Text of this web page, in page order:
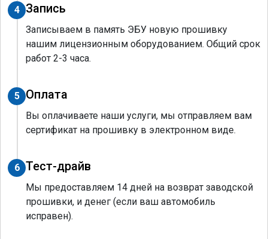
4 Запись
Записываем в память ЭБУ новую прошивку
нашим лицензионным оборудованием. Общий срок
работ 2-3 часа.
5 Оплата
Вы оплачиваете наши услуги, мы отправляем вам
сертификат на прошивку в электронном виде.
6 Тест-драйв
Мы предоставляем 14 дней на возврат заводской
прошивки, и денег (если ваш автомобиль
исправен).